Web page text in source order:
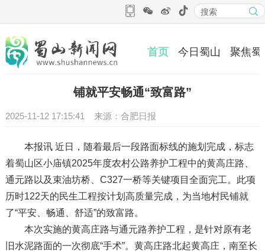
首页 今日蜀山 聚焦蜀
铺就平安畅通“致富路”
2025-11-12 17:15:41 来源：合肥日报
本报讯 近日，随着最后一段路面标线的施划完成，标志
着蜀山区小庙镇2025年度农村公路养护工程中的黄高庄路、
通元路以及束油坊桥、C327一桥等关键项目全面完工。此项
历时122天的民生工程按计划高质量完成，为当地村民铺就
了“平安、畅通、舒适”的致富路。
本次实施的黄高庄路与通元路养护工程，是针对原有老
旧水泥路面的一次彻底“手术”。黄高庄路北起黄高庄，南至长